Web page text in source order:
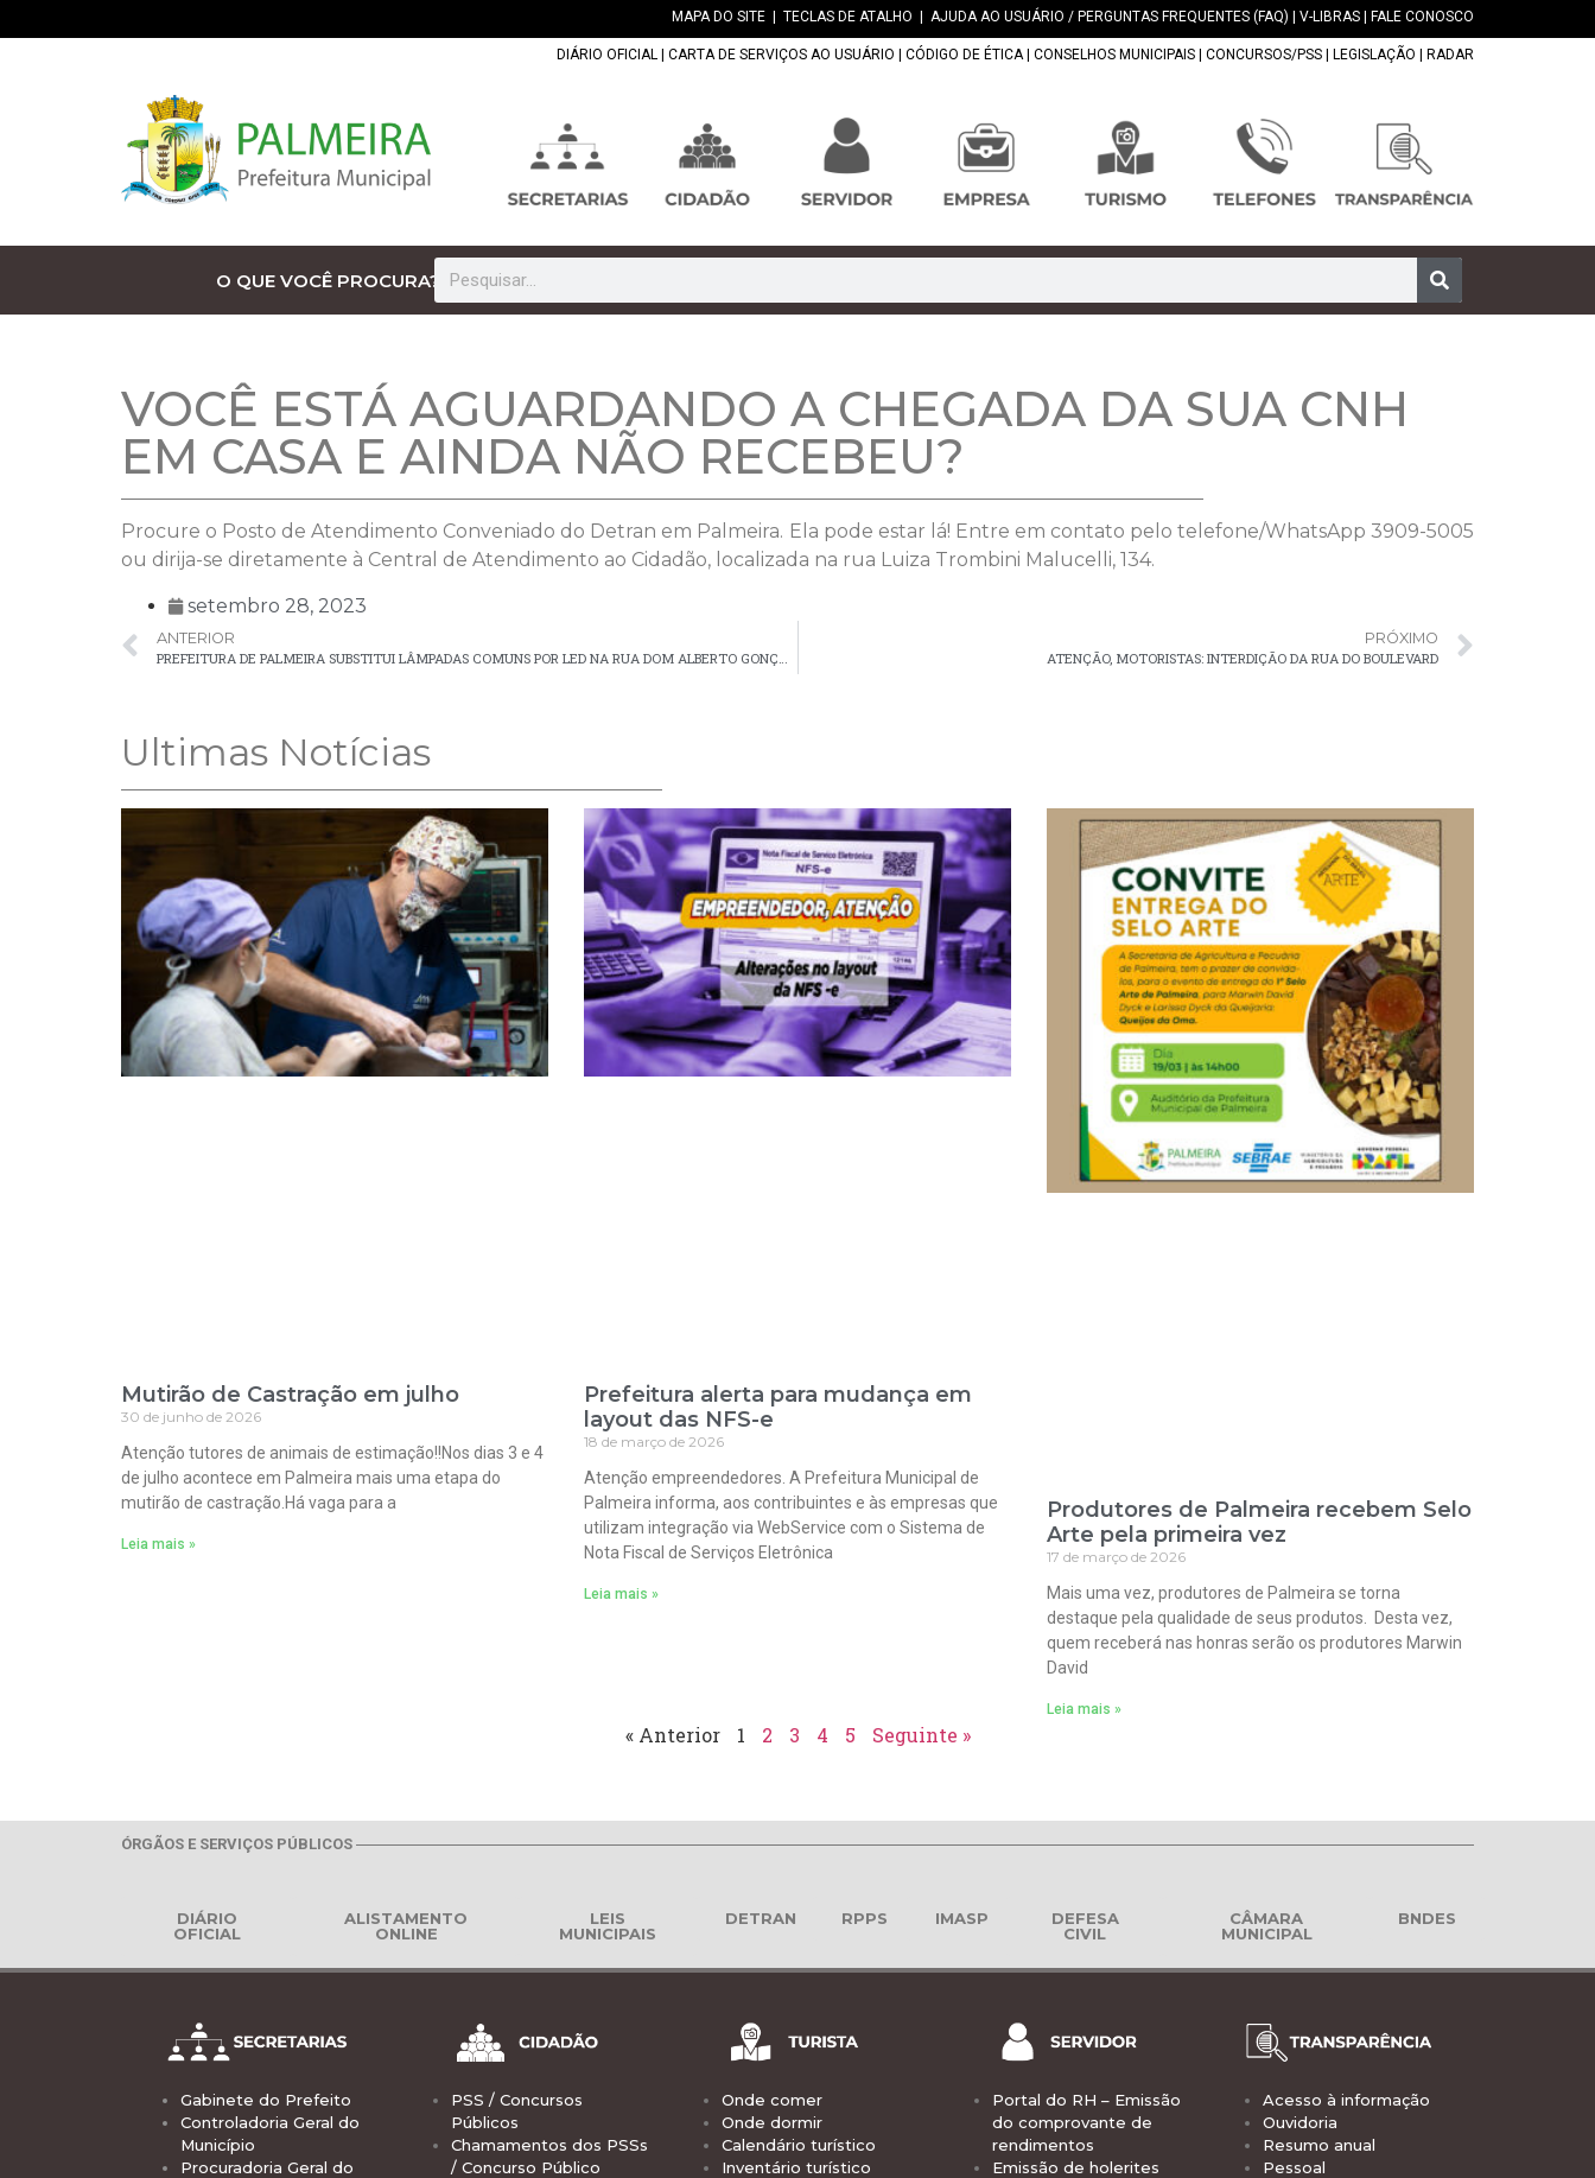
MAPA DO SITE TECLAS DE ATALHO AJUDA AO USUÁRIO / PERGUNTAS FREQUENTES (FAQ) V-LIBRAS FALE CONOSCO
DIÁRIO OFICIAL CARTA DE SERVIÇOS AO USUÁRIO CÓDIGO DE ÉTICA| CONSELHOS MUNICIPAIS CONCURSOS/PSS LEGISLAÇÃO RADAR
O QUE VOCÊ PROCURA?
VOCÊ ESTÁ AGUARDANDO A CHEGADA DA SUA CNH
EM CASA E AINDA NÃO RECEBEU?
Procure o Posto de Atendimento Conveniado do Detran em Palmeira. Ela pode estar lá! Entre em contato pelo telefone/WhatsApp 3909-5005
ou dirija-se diretamente à Central de Atendimento ao Cidadão, localizada na rua Luiza Trombini Malucelli, 134.
setembro 28, 2023
ANTERIOR
PRÓXIMO
ATENÇÃO, MOTORISTAS: INTERDIÇÃO DA RUA DO BOULEVARD
Ultimas Notícias
Mutirão de Castração em julho
30 de junho de 2026
Atenção tutores de animais de estimação!!Nos dias 3 e 4
de julho acontece em Palmeira mais uma etapa do
mutirão de castração.Há vaga para a
Leia mais »
Prefeitura alerta para mudança em
layout das NFS-e
18 de março de 2026
Atenção empreendedores. A Prefeitura Municipal de
Palmeira informa, aos contribuintes e às empresas que
utilizam integração via WebService com o Sistema de
Nota Fiscal de Serviços Eletrônica
Leia mais »
Produtores de Palmeira recebem Selo
Arte pela primeira vez
17 de março de 2026
Mais uma vez, produtores de Palmeira se torna
destaque pela qualidade de seus produtos. Desta vez,
quem receberá nas honras serão os produtores Marwin
David
Leia mais »
« Anterior 1 2 3 4 5 Seguinte »
ÓRGÃOS E SERVIÇOS PÚBLICOS
DIÁRIO
OFICIAL
ALISTAMENTO
ONLINE
LEIS
MUNICIPAIS
DETRAN RPPS IMASP
DEFESA
CIVIL
CÂMARA
MUNICIPAL
BNDES
Gabinete do Prefeito
Controladoria Geral do
Município
Procuradoria Geral do
PSS / Concursos
Públicos
Chamamentos dos PSSs
/ Concurso Público
Onde comer
Onde dormir
Calendário turístico
Inventário turístico
Portal do RH – Emissão
do comprovante de
rendimentos
Emissão de holerites
Acesso à informação
Ouvidoria
Resumo anual
Pessoal